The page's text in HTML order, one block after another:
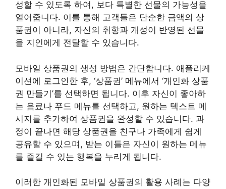
성할 수 있도록 하여, 보다 특별한 선물의 가능성을
열어줍니다. 이를 통해 고객들은 단순한 금액의 상
품권이 아니라, 자신의 취향과 개성이 반영된 선물
을 지인에게 전달할 수 있습니다.
모바일 상품권의 생성 방법은 간단합니다. 애플리케
이션에 로그인한 후, ‘상품권’ 메뉴에서 ‘개인화 상품
권 만들기’를 선택하면 됩니다. 이후 자신이 좋아하
는 음료나 푸드 메뉴를 선택하고, 원하는 텍스트 메
시지를 추가하여 상품권을 완성할 수 있습니다. 과
정이 끝나면 해당 상품권을 친구나 가족에게 쉽게
공유할 수 있으며, 받는 이들은 자신이 원하는 메뉴
를 즐길 수 있는 행복을 누리게 됩니다.
이러한 개인화된 모바일 상품권의 활용 사례는 다양